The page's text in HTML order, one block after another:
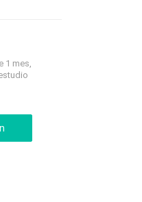
1 mes,